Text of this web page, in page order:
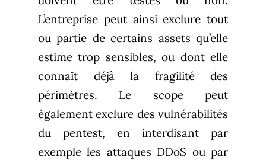
L’entreprise peut ainsi exclure tout
ou partie de certains assets qu’elle
estime trop sensibles, ou dont elle
connaît déjà la fragilité des
périmètres. Le scope peut
également exclure des vulnérabilités
du pentest, en interdisant par
exemple les attaques DDoS ou par